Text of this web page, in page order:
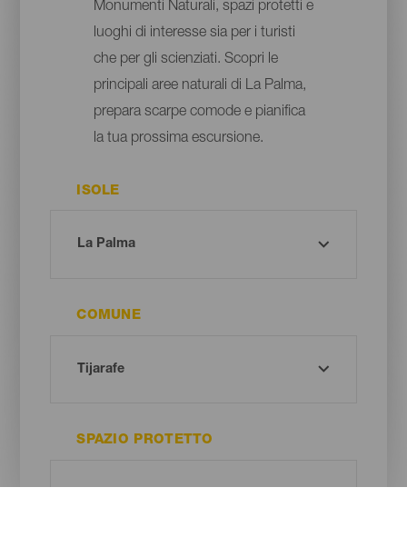
Monumenti Naturali, spazi protetti e
luoghi di interesse sia per i turisti
che per gli scienziati. Scopri le
principali aree naturali di La Palma,
prepara scarpe comode e pianifica
la tua prossima escursione.
ISOLE
COMUNE
SPAZIO PROTETTO